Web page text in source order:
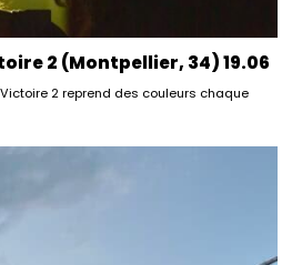
2 (Montpellier, 34) 19.06
2 reprend des couleurs chaque